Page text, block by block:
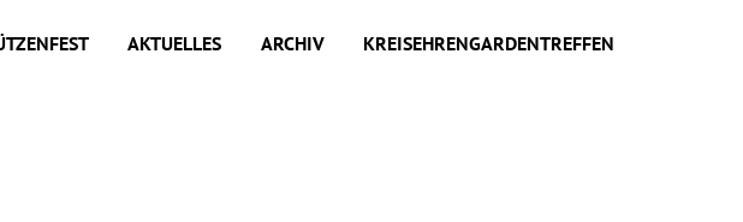
AKTUELLES ARCHIV KREISEHRENGARDENTREFFEN